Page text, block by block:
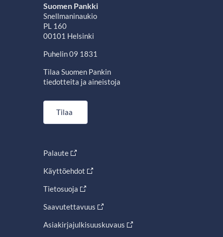
Suomen Pankki
Snellmaninaukio
PL 160
00101 Helsinki
Puhelin 09 1831
Tilaa Suomen Pankin
tiedotteita ja aineistoja
Tilaa
Palaute
Käyttöehdot
Tietosuoja
Saavutettavuus
Asiakirjajulkisuuskuvaus